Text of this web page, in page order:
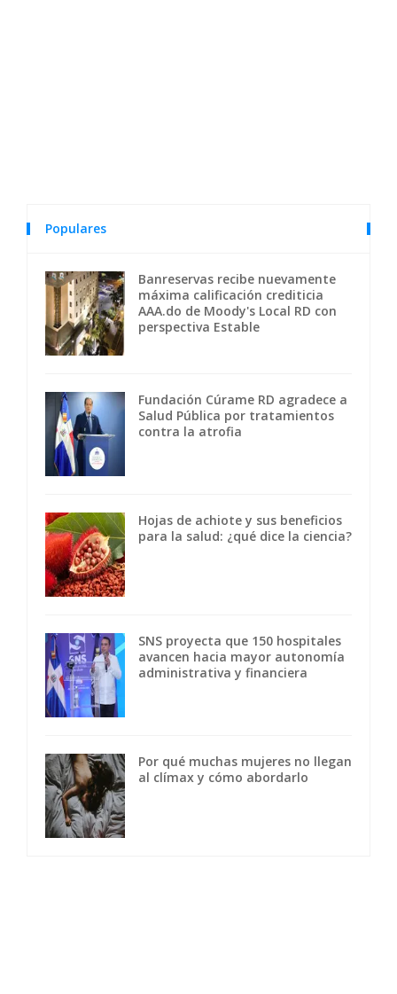
Populares
Banreservas recibe nuevamente
máxima calificación crediticia
AAA.do de Moody's Local RD con
perspectiva Estable
Fundación Cúrame RD agradece a
Salud Pública por tratamientos
contra la atrofia
Hojas de achiote y sus beneficios
para la salud: ¿qué dice la ciencia?
SNS proyecta que 150 hospitales
avancen hacia mayor autonomía
administrativa y financiera
Por qué muchas mujeres no llegan
al clímax y cómo abordarlo